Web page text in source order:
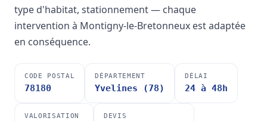
type d'habitat, stationnement — chaque
intervention à Montigny-le-Bretonneux est adaptée
en conséquence.
CODE POSTAL
78180
DÉPARTEMENT
Yvelines (78)
DÉLAI
24 à 48h
VALORISATION DEVIS